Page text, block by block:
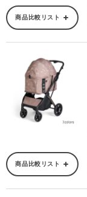
商品比較リスト
商品比較リスト